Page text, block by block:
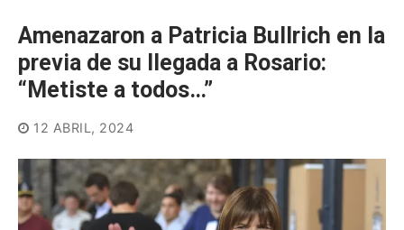
Amenazaron a Patricia Bullrich en la
previa de su llegada a Rosario:
“Metiste a todos…”
12 ABRIL, 2024